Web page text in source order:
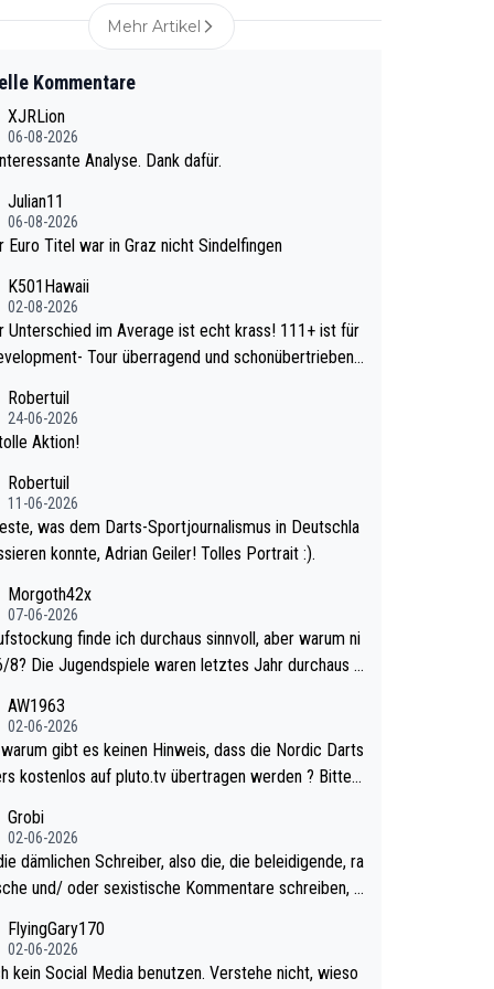
Mehr Artikel
Kommentare
XJRLion
06-08-2026
Analyse. Dank dafür.
Julian11
06-08-2026
Euro Titel war in Graz nicht Sindelfingen
K501Hawaii
02-08-2026
im Average ist echt krass! 111+ ist für
Tour überragend und schonübertrieben
40+ erst recht. Da gewinnst keinen Blume
krasser wie ein Pokalspiel eines Kreisligi
Robertuil
24-06-2026
Aktion!
Robertuil
11-06-2026
was dem Darts-Sportjournalismus in Deutschla
konnte, Adrian Geiler! Tolles Portrait :).
Morgoth42x
07-06-2026
finde ich durchaus sinnvoll, aber warum ni
Jahr durchaus s
Lawrie als Nummer 1 de
eh qualifiziert. Somit ändert die automatische Qualifi
Weltmeisters erstmal nichts. Ich denke sie woll
die PDC und wird wohl wenig WDF Turniere spiele
war bei Archie Self letztes Jahr der Fall. Er musste
Weltmeister durch den Qualifier und ich gla
dass Mitchel sich das (in Vegas) antun würde, w
doch eigentlich die PDC-WM als Ziel hat.
AW1963
02-06-2026
kostenlos auf pluto.tv übertragen werden ? Bitte
Grobi
02-06-2026
dämlichen Schreiber, also die, die beleidigende, ra
und/ oder sexistische Kommentare schreiben, d
Leben in den Griff kriegen. Nur eins wundert
Littler war doch neulich erst derjenige, der übe
FlyingGary170
02-06-2026
kein Social Media benutzen. Verstehe nicht, wieso